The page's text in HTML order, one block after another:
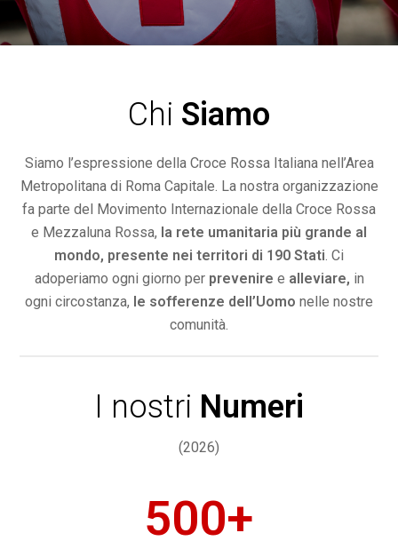
Chi Siamo
Siamo l’espressione della Croce Rossa Italiana nell’Area
Metropolitana di Roma Capitale. La nostra organizzazione
fa parte del Movimento Internazionale della Croce Rossa
e Mezzaluna Rossa, la rete umanitaria più grande al
mondo, presente nei territori di 190 Stati. Ci
adoperiamo ogni giorno per prevenire e alleviare, in
ogni circostanza, le sofferenze dell’Uomo nelle nostre
comunità.
I nostri Numeri
(2026)
510+